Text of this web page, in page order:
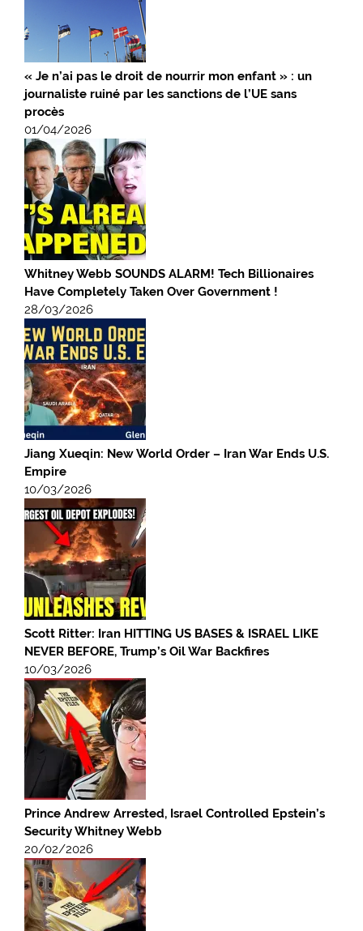
« Je n’ai pas le droit de nourrir mon enfant » : un
journaliste ruiné par les sanctions de l’UE sans
procès
01/04/2026
Whitney Webb SOUNDS ALARM! Tech Billionaires
Have Completely Taken Over Government !
28/03/2026
Jiang Xueqin: New World Order – Iran War Ends U.S.
Empire
10/03/2026
Scott Ritter: Iran HITTING US BASES & ISRAEL LIKE
NEVER BEFORE, Trump’s Oil War Backfires
10/03/2026
Prince Andrew Arrested, Israel Controlled Epstein’s
Security Whitney Webb
20/02/2026